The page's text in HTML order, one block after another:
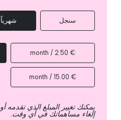
سنجل شهرياً
€ 2.50 / month
€ 15.00 / month
يمكنك تغيير المبلغ الذي تقدمه أو
إلغاء مساهماتك في أي وقت.